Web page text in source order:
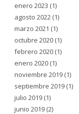
enero 2023 (1)
agosto 2022 (1)
marzo 2021 (1)
octubre 2020 (1)
febrero 2020 (1)
enero 2020 (1)
noviembre 2019 (1)
septiembre 2019 (1)
julio 2019 (1)
junio 2019 (2)